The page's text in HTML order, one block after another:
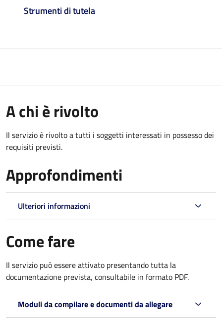
Strumenti di tutela
A chi è rivolto
Il servizio è rivolto a tutti i soggetti interessati in possesso dei
requisiti previsti.
Approfondimenti
Ulteriori informazioni
Come fare
Il servizio può essere attivato presentando tutta la
documentazione prevista, consultabile in formato PDF.
Moduli da compilare e documenti da allegare